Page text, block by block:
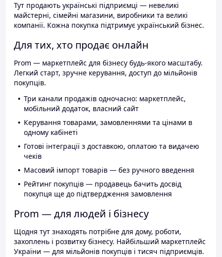
Тут продають українські підприємці — невеликі
майстерні, сімейні магазини, виробники та великі
компанії. Кожна покупка підтримує український бізнес.
Для тих, хто продає онлайн
Prom — маркетплейс для бізнесу будь-якого масштабу.
Легкий старт, зручне керування, доступ до мільйонів
покупців.
Три канали продажів одночасно: маркетплейс,
мобільний додаток, власний сайт
Керування товарами, замовленнями та цінами в
одному кабінеті
Готові інтеграції з доставкою, оплатою та видачею
чеків
Масовий імпорт товарів — без ручного введення
Рейтинг покупців — продавець бачить досвід
покупця ще до підтвердження замовлення
Prom — для людей і бізнесу
Щодня тут знаходять потрібне для дому, роботи,
захоплень і розвитку бізнесу. Найбільший маркетплейс
України — для мільйонів покупців і тисяч підприємців.